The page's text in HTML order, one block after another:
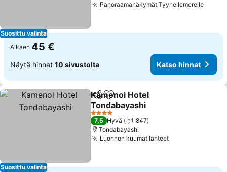
Suosittu valinta
Panoraamanäkymät Tyynellemerelle
Alkaen 45 €
Näytä hinnat 10 sivustolta Katso hinnat
Suosittu valinta
Jaa Lisää suosikkeihin
Kamenoi Hotel
Tondabayashi
4 Tähtiluokitus
7,5 Hyvä
847
Tondabayashi
Luonnon kuumat lähteet